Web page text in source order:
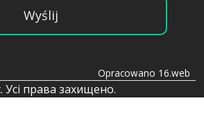
Wyślij
Opracowano 16.web
права захищено.